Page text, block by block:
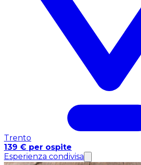
Trento
139 € per ospite
Esperienza condivisa